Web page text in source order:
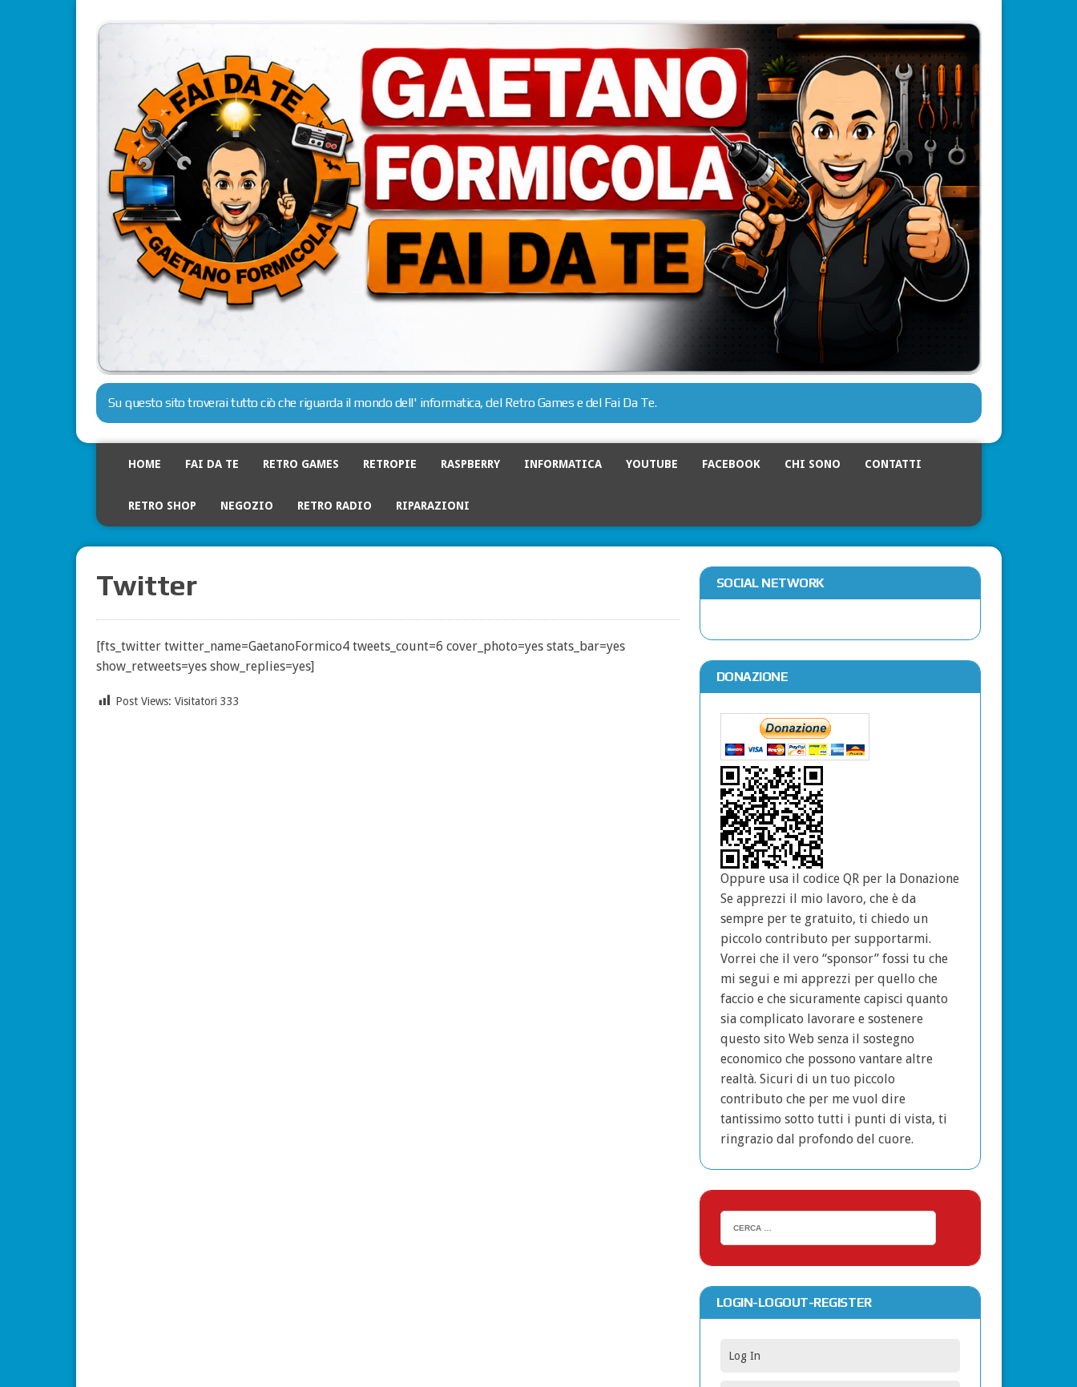
Su questo sito troverai tutto ciò che riguarda il mondo dell' informatica, del Retro Games e del Fai Da Te.
HOME FAI DA TE RETRO GAMES RETROPIE RASPBERRY INFORMATICA YOUTUBE FACEBOOK CHI SONO CONTATTI
RETRO SHOP NEGOZIO RETRO RADIO RIPARAZIONI
Twitter
[fts_twitter twitter_name=GaetanoFormico4 tweets_count=6 cover_photo=yes stats_bar=yes
show_retweets=yes show_replies=yes]
Post Views: Visitatori 333
SOCIAL NETWORK
DONAZIONE
Oppure usa il codice QR per la Donazione
Se apprezzi il mio lavoro, che è da
sempre per te gratuito, ti chiedo un
piccolo contributo per supportarmi.
Vorrei che il vero “sponsor” fossi tu che
mi segui e mi apprezzi per quello che
faccio e che sicuramente capisci quanto
sia complicato lavorare e sostenere
questo sito Web senza il sostegno
economico che possono vantare altre
realtà. Sicuri di un tuo piccolo
contributo che per me vuol dire
tantissimo sotto tutti i punti di vista, ti
ringrazio dal profondo del cuore.
LOGIN-LOGOUT-REGISTER
Log In